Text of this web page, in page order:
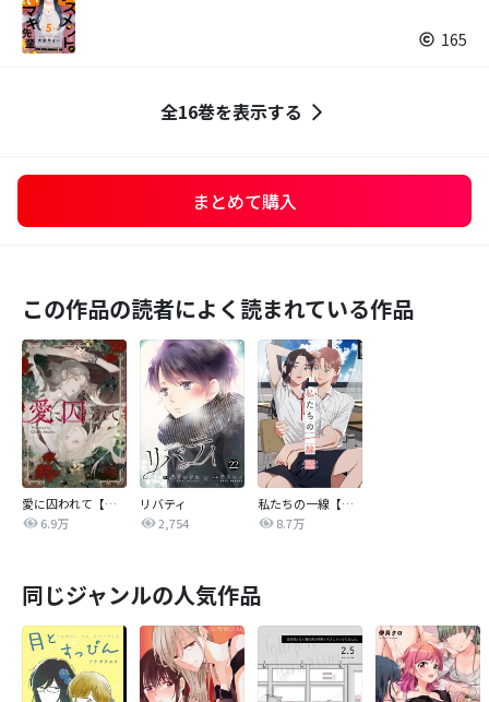
165
全16巻を表示する
まとめて購入
この作品の読者によく読まれている作品
愛に囚われて【タテヨミ】
6.9万
リバティ
2,754
私たちの一線【タテヨミ】
8.7万
同じジャンルの人気作品